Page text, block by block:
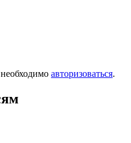
авторизоваться.